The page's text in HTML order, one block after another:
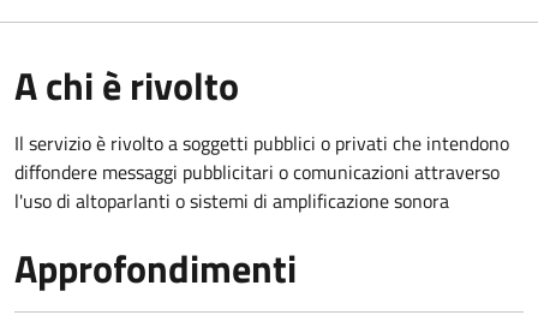
A chi è rivolto
Il servizio è rivolto a soggetti pubblici o privati che intendono
diffondere messaggi pubblicitari o comunicazioni attraverso
l'uso di altoparlanti o sistemi di amplificazione sonora
Approfondimenti